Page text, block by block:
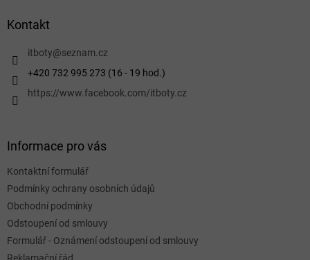
Kontakt
itboty@seznam.cz
+420 732 995 273 (16 - 19 hod.)
https://www.facebook.com/itboty.cz
Informace pro vás
Kontaktní formulář
Podmínky ochrany osobních údajů
Obchodní podmínky
Odstoupení od smlouvy
Formulář - Oznámení odstoupení od smlouvy